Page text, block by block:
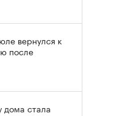
вернулся к
после
дома стала